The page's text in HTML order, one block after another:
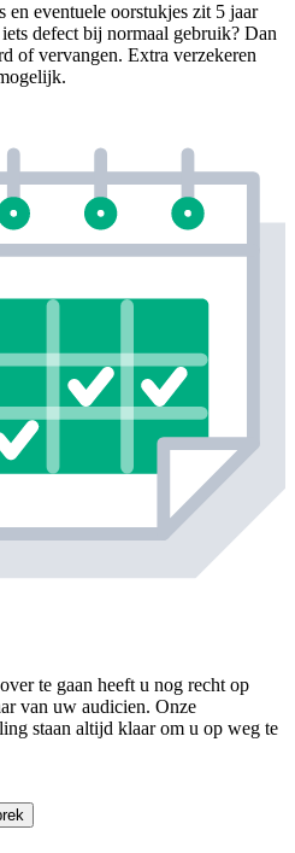
en eventuele oorstukjes zit 5 jaar
defect bij normaal gebruik? Dan
of vervangen. Extra verzekeren
te gaan heeft u nog recht op
van uw audicien. Onze
staan altijd klaar om u op weg te